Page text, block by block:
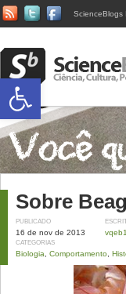
ScienceBlogs
Sobre
PUBLICADO
16 de nov de 2013 vqeb1
CATEGORIAS
Biologia Comportamento
Abrir a